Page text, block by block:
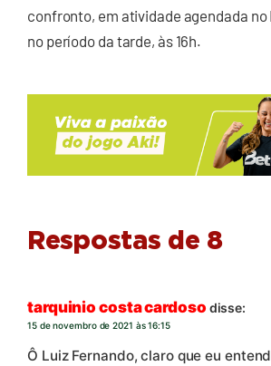
confronto, em atividade agendada no
no período da tarde, às 16h.
Respostas de 8
tarquinio costa cardoso disse:
15 de novembro de 2021 às 16:15
Ô Luiz Fernando, claro que eu